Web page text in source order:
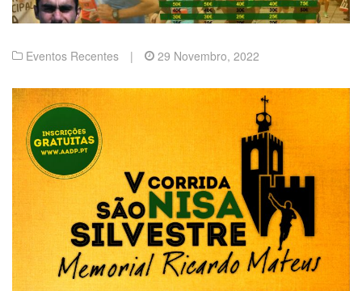
Eventos Recentes | 29 Novembro, 2022